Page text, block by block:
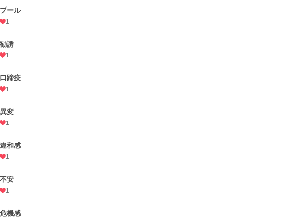
プール
1
勧誘
1
口蹄疫
1
異変
1
違和感
1
不安
1
危機感